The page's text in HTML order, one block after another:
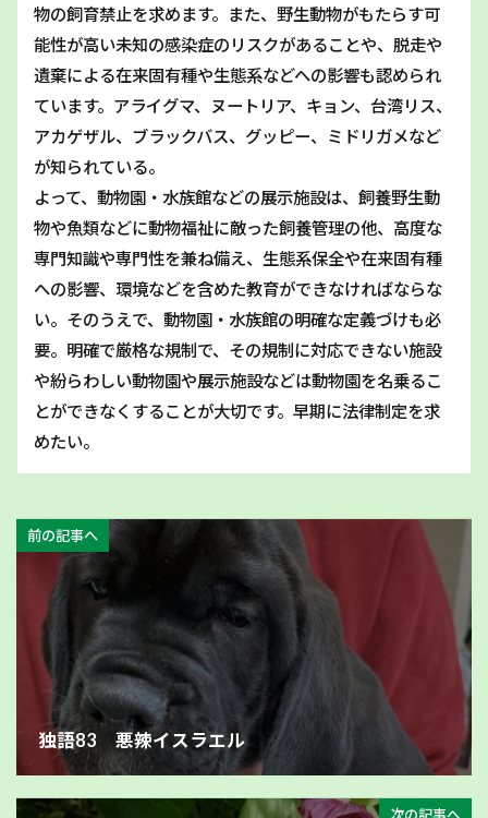
物の飼育禁止を求めます。また、野生動物がもたらす可
能性が高い未知の感染症のリスクがあることや、脱走や
遺棄による在来固有種や生態系などへの影響も認められ
ています。アライグマ、ヌートリア、キョン、台湾リス、
アカゲザル、ブラックバス、グッピー、ミドリガメなど
が知られている。
よって、動物園・水族館などの展示施設は、飼養野生動
物や魚類などに動物福祉に敵った飼養管理の他、高度な
専門知識や専門性を兼ね備え、生態系保全や在来固有種
への影響、環境などを含めた教育ができなければならな
い。そのうえで、動物園・水族館の明確な定義づけも必
要。明確で厳格な規制で、その規制に対応できない施設
や紛らわしい動物園や展示施設などは動物園を名乗るこ
とができなくすることが大切です。早期に法律制定を求
めたい。
前の記事へ
独語83 悪辣イスラエル
次の記事へ